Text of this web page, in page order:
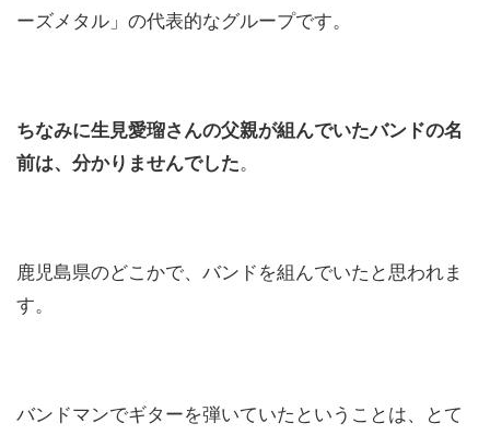
ーズメタル」の代表的なグループです。
ちなみに生見愛瑠さんの父親が組んでいたバンドの名
前は、分かりませんでした。
鹿児島県のどこかで、バンドを組んでいたと思われま
す。
バンドマンでギターを弾いていたということは、とて